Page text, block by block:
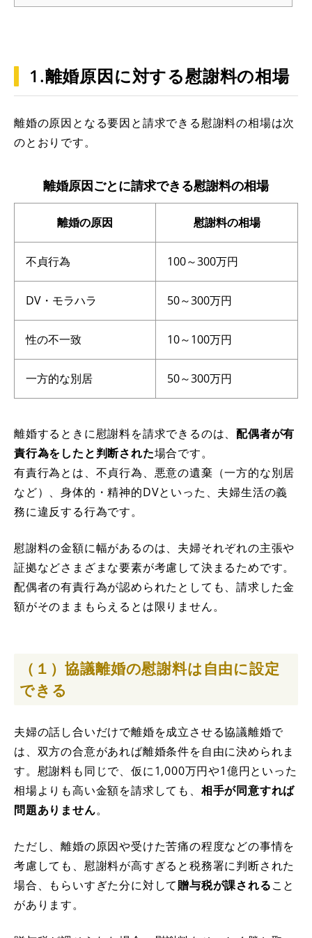
1.離婚原因に対する慰謝料の相場
離婚の原因となる要因と請求できる慰謝料の相場は次
のとおりです。
離婚原因ごとに請求できる慰謝料の相場
離婚の原因 慰謝料の相場
不貞行為 100～300万円
DV・モラハラ 50～300万円
性の不一致 10～100万円
一方的な別居 50～300万円
離婚するときに慰謝料を請求できるのは、配偶者が有
責行為をしたと判断された場合です。
有責行為とは、不貞行為、悪意の遺棄（一方的な別居
など）、身体的・精神的DVといった、夫婦生活の義
務に違反する行為です。
慰謝料の金額に幅があるのは、夫婦それぞれの主張や
証拠などさまざまな要素が考慮して決まるためです。
配偶者の有責行為が認められたとしても、請求した金
額がそのままもらえるとは限りません。
（１）協議離婚の慰謝料は自由に設定
できる
夫婦の話し合いだけで離婚を成立させる協議離婚で
は、双方の合意があれば離婚条件を自由に決められま
す。慰謝料も同じで、仮に1,000万円や1億円といった
相場よりも高い金額を請求しても、 相手が同意すれば
問題ありません。
ただし、離婚の原因や受けた苦痛の程度などの事情を
考慮しても、慰謝料が高すぎると税務署に判断された
場合、もらいすぎた分に対して贈与税が課されること
があります。